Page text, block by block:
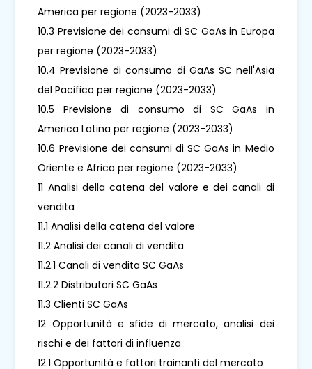
America per regione (2023-2033)
10.3 Previsione dei consumi di SC GaAs in Europa
per regione (2023-2033)
10.4 Previsione di consumo di GaAs SC nell'Asia
del Pacifico per regione (2023-2033)
10.5 Previsione di consumo di SC GaAs in
America Latina per regione (2023-2033)
10.6 Previsione dei consumi di SC GaAs in Medio
Oriente e Africa per regione (2023-2033)
11 Analisi della catena del valore e dei canali di
vendita
11.1 Analisi della catena del valore
11.2 Analisi dei canali di vendita
11.2.1 Canali di vendita SC GaAs
11.2.2 Distributori SC GaAs
11.3 Clienti SC GaAs
12 Opportunità e sfide di mercato, analisi dei
rischi e dei fattori di influenza
12.1 Opportunità e fattori trainanti del mercato